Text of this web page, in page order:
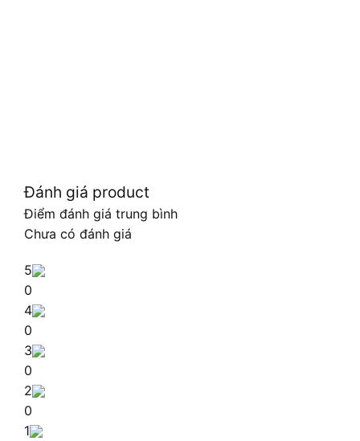
Đánh giá product
Điểm đánh giá trung bình
Chưa có đánh giá
5
0
4
0
3
0
2
0
1